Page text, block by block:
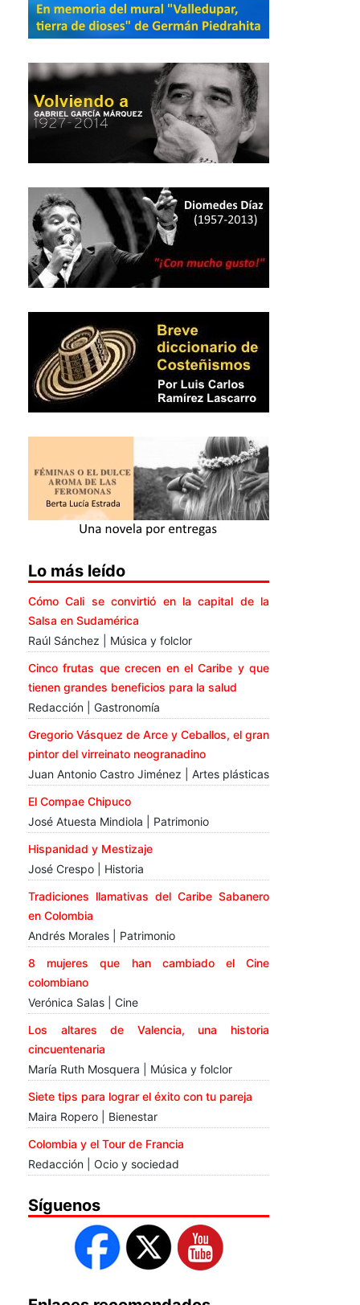
Lo más leído
Cómo Cali se convirtió en la capital de la
Salsa en Sudamérica
Raúl Sánchez | Música y folclor
Cinco frutas que crecen en el Caribe y que
tienen grandes beneficios para la salud
Redacción | Gastronomía
Gregorio Vásquez de Arce y Ceballos, el gran
pintor del virreinato neogranadino
Juan Antonio Castro Jiménez | Artes plásticas
El Compae Chipuco
José Atuesta Mindiola | Patrimonio
Hispanidad y Mestizaje
José Crespo | Historia
Tradiciones llamativas del Caribe Sabanero
en Colombia
Andrés Morales | Patrimonio
8 mujeres que han cambiado el Cine
colombiano
Verónica Salas | Cine
Los altares de Valencia, una historia
cincuentenaria
María Ruth Mosquera | Música y folclor
Siete tips para lograr el éxito con tu pareja
Maira Ropero | Bienestar
Colombia y el Tour de Francia
Redacción | Ocio y sociedad
Síguenos